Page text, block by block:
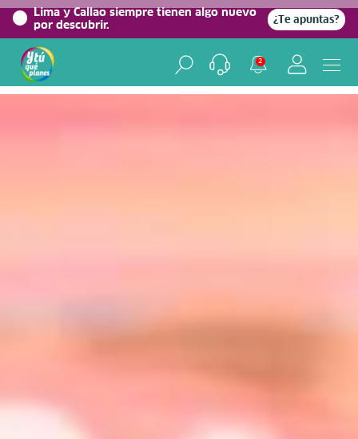
Lima y Callao siempre tienen algo nuevo
por descubrir.
¿Te apuntas?
2
Home/Blog viajero